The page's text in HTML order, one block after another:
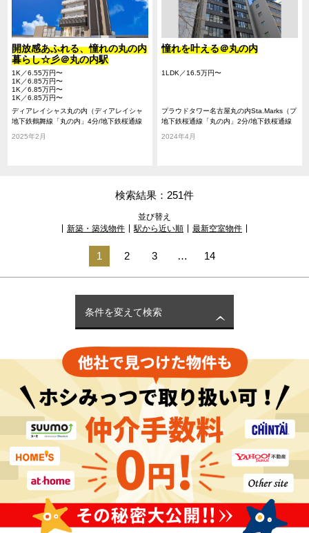
開放感あふれる、憧れの丸の内
暮らし☆彡＠丸の内駅
1K／6.55万円〜
1K／6.85万円〜
1K／6.85万円〜
1K／6.85万円〜
ディアレイシャス丸の内（ディアレイシャ
スマルノウチ）
地下鉄鶴舞線「丸の内」4分/地下鉄桜通線
見」11分
2025年2月
憧れを叶える＠丸の内
1LDK／16.5万円〜
プラウドタワー名古屋丸の内Sta.Marks（プ
ラウドタワーナゴヤマルノウチステーショ
地下鉄桜通線「丸の内」2分/地下鉄桜通線
見」10分
2024年4月
検索結果：251件
並び替え
新築・築浅物件
駅から近い順 最新空室物件
1 2 3 … 14
条件を変えて検索